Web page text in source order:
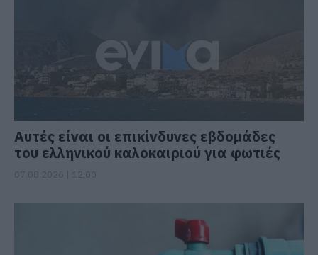
Αυτές είναι οι επικίνδυνες εβδομάδες
του ελληνικού καλοκαιριού για φωτιές